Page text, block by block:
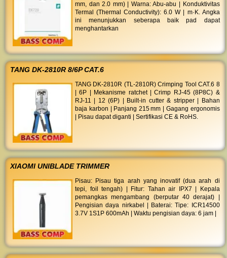
mm, dan 2.0 mm) | Warna: Abu-abu | Konduktivitas
Termal (Thermal Conductivity): 6.0 W | m·K. Angka
ini menunjukkan seberapa baik pad dapat
menghantarkan
TANG DK-2810R 8/6P CAT.6
TANG DK‑2810R (TL‑2810R) Crimping Tool CAT.6 8
| 6P | Mekanisme ratchet | Crimp RJ‑45 (8P8C) &
RJ‑11 | 12 (6P) | Built-in cutter & stripper | Bahan
baja karbon | Panjang 215 mm | Gagang ergonomis
| Pisau dapat diganti | Sertifikasi CE & RoHS.
XIAOMI UNIBLADE TRIMMER
Pisau: Pisau tiga arah yang inovatif (dua arah di
tepi, foil tengah) | Fitur: Tahan air IPX7 | Kepala
pemangkas mengambang (berputar 40 derajat) |
Pengisian daya nirkabel | Baterai: Tipe: ICR14500
3.7V 1S1P 600mAh | Waktu pengisian daya: 6 jam |